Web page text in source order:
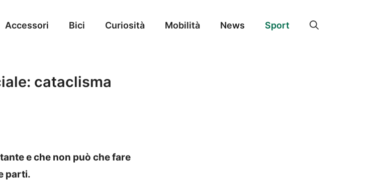
Accessori Bici Curiosità Mobilità News Sport
cataclisma
e che non può che fare
parti.